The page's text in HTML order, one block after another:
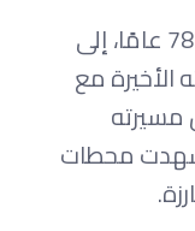
ويعود كلود لو روا، البالغ من العمر 78 عامًا، إلى
الأخيرة مع
ليواصل مسيرته
شهدت محطات